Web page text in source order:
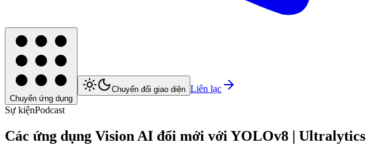
Chuyển ứng dụng
Chuyển đổi giao diện Liên lạc
Sự kiệnPodcast
Các ứng dụng Vision AI đổi mới với YOLOv8 | Ultralytics